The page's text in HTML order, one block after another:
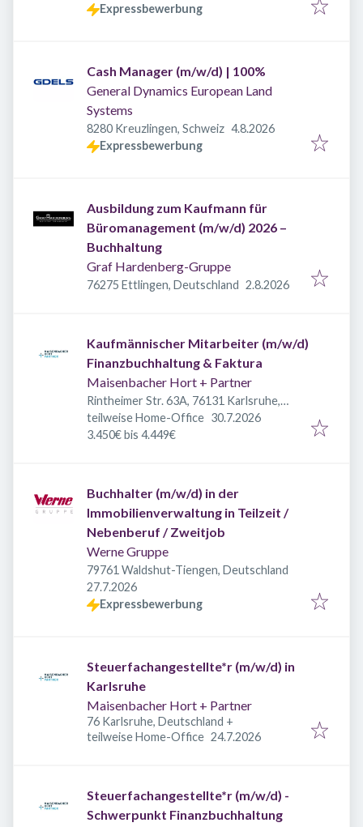
Expressbewerbung
Cash Manager (m/w/d) | 100%
General Dynamics European Land
Systems
8280 Kreuzlingen, Schweiz Veröffentlicht
4.8.2026
Expressbewerbung
Ausbildung zum Kaufmann für
Büromanagement (m/w/d) 2026 –
Buchhaltung
Graf Hardenberg-Gruppe
76275 Ettlingen, Deutschland Veröffentlicht:
2.8.2026
Kaufmännischer Mitarbeiter (m/w/d)
Finanzbuchhaltung & Faktura
Maisenbacher Hort + Partner
Rintheimer Str. 63A, 76131 Karlsruhe,
Deutschland
teilweise Home-Office Veröffentlicht
30.7.2026
3.450€ bis 4.449€
Buchhalter (m/w/d) in der
Immobilienverwaltung in Teilzeit /
Nebenberuf / Zweitjob
Werne Gruppe
79761 Waldshut-Tiengen, Deutschland
Veröffentlicht
27.7.2026
Expressbewerbung
Steuerfachangestellte*r (m/w/d) in
Karlsruhe
Maisenbacher Hort + Partner
76 Karlsruhe, Deutschland +
teilweise Home-Office Veröffentlicht
24.7.2026
Steuerfachangestellte*r (m/w/d) -
Schwerpunkt Finanzbuchhaltung